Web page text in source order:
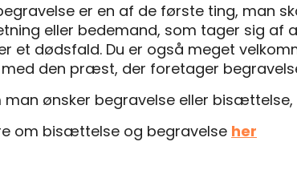
er en af de første ting, man
eller bedemand, som tager sig af
et dødsfald. Du er også meget
den præst, der foretager
man ønsker begravelse eller
om bisættelse og begravelse her